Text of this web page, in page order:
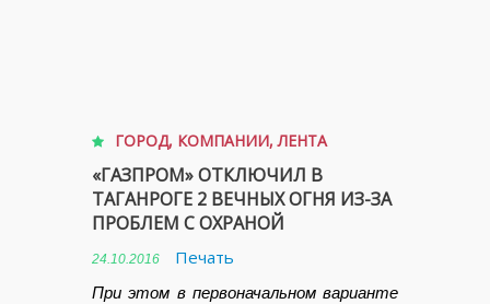
ГОРОД, КОМПАНИИ,ЛЕНТА
«ГАЗПРОМ» ОТКЛЮЧИЛ В
ТАГАНРОГЕ 2 ВЕЧНЫХ ОГНЯ ИЗ-ЗА
ПРОБЛЕМ С ОХРАНОЙ
24.10.2016 Печать
При этом в первоначальном варианте